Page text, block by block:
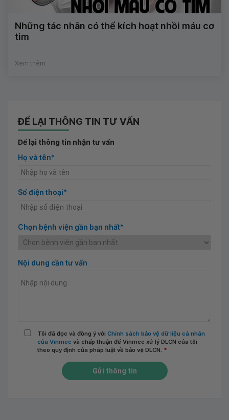
Những tác nhân có thể kích hoạt nhồi máu cơ
tim
Xem thêm
ĐỂ LẠI THÔNG TIN TƯ VẤN
Để lại thông tin nhận tư vấn
Họ và tên*
Số điện thoại*
Chọn bệnh viện gần bạn nhất*
Nội dung cần tư vấn
Tôi đã đọc và đồng ý với Chính sách bảo vệ dữ liệu cá nhân
của Vinmec và chấp thuận để Vinmec xử lý DLCN của tôi
theo quy định của pháp luật về bảo vệ DLCN. *
Gửi thông tin